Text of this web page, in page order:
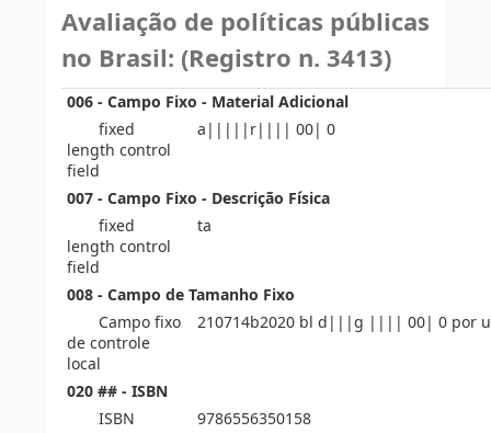
Avaliação de políticas públicas
no Brasil: (Registro n. 3413)
006 - Campo Fixo - Material Adicional
fixed
length control
field
a|||||r|||| 00| 0
007 - Campo Fixo - Descrição Física
fixed
length control
field
ta
008 - Campo de Tamanho Fixo
Campo fixo
de controle
local
210714b2020 bl d|||g |||| 00| 0 por u
020 ## - ISBN
ISBN
9786556350158